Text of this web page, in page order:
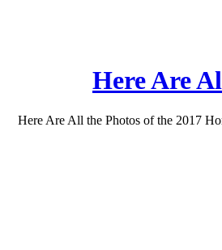
Here Are
Here Are All the Photos of the 2017